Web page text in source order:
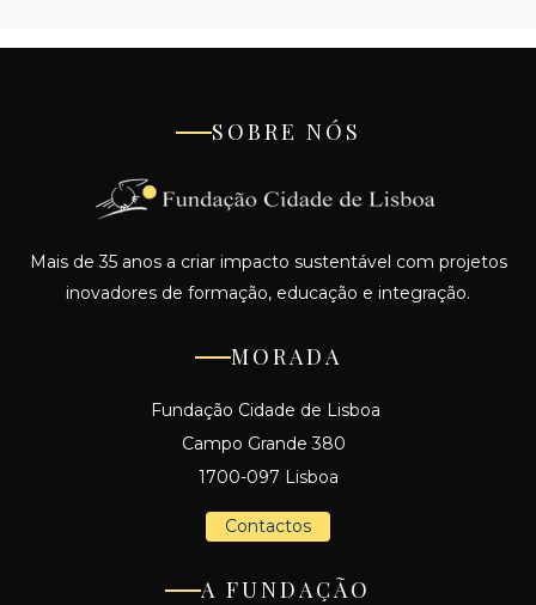
SOBRE NÓS
Mais de 35 anos a criar impacto sustentável com projetos
inovadores de formação, educação e integração.
MORADA
Fundação Cidade de Lisboa
Campo Grande 380
1700-097 Lisboa
Contactos
A FUNDAÇÃO